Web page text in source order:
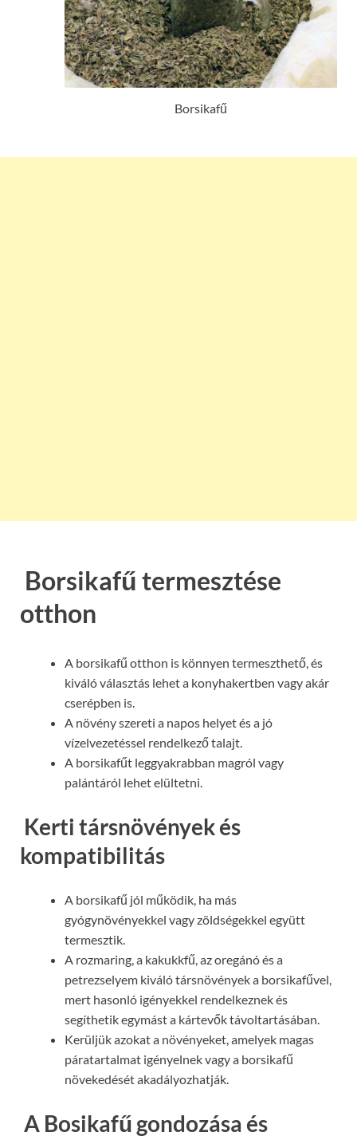
Borsikafű
Borsikafű termesztése
otthon
A borsikafű otthon is könnyen termeszthető, és
kiváló választás lehet a konyhakertben vagy akár
cserépben is.
A növény szereti a napos helyet és a jó
vízelvezetéssel rendelkező talajt.
A borsikafűt leggyakrabban magról vagy
palántáról lehet elültetni.
Kerti társnövények és
kompatibilitás
A borsikafű jól működik, ha más
gyógynövényekkel vagy zöldségekkel együtt
termesztik.
A rozmaring, a kakukkfű, az oregánó és a
petrezselyem kiváló társnövények a borsikafűvel,
mert hasonló igényekkel rendelkeznek és
segíthetik egymást a kártevők távoltartásában.
Kerüljük azokat a növényeket, amelyek magas
páratartalmat igényelnek vagy a borsikafű
növekedését akadályozhatják.
A Bosikafű gondozása és